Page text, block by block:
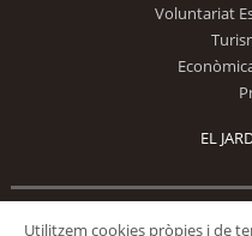
Voluntariat
EL
Utilitzem cookies pròpies i de